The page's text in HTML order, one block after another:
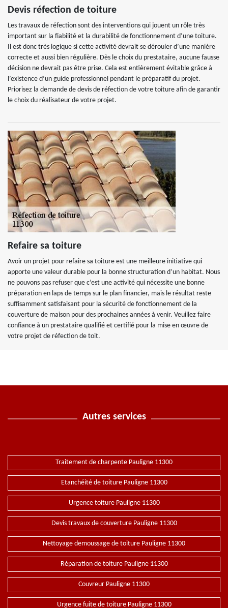
Devis réfection de toiture
Les travaux de réfection sont des interventions qui jouent un rôle très
important sur la fiabilité et la durabilité de fonctionnement d’une toiture.
Il est donc très logique si cette activité devrait se dérouler d’une manière
correcte et aussi bien régulière. Dès le choix du prestataire, aucune fausse
décision ne devrait pas être prise. Cela est entièrement évitable grâce à
l’existence d’un guide professionnel pendant le préparatif du projet.
Priorisez la demande de devis de réfection de votre toiture afin de garantir
le choix du réalisateur de votre projet.
Refaire sa toiture
Avoir un projet pour refaire sa toiture est une meilleure initiative qui
apporte une valeur durable pour la bonne structuration d’un habitat. Nous
ne pouvons pas refuser que c’est une activité qui nécessite une bonne
préparation en laps de temps sur le plan financier, mais le résultat reste
suffisamment satisfaisant pour la sécurité de fonctionnement de la
couverture de maison pour des prochaines années à venir. Veuillez faire
confiance à un prestataire qualifié et certifié pour la mise en œuvre de
votre projet de réfection de toit.
Autres services
Traitement de charpente Pauligne 11300
Etanchéité de toiture Pauligne 11300
Urgence toiture Pauligne 11300
Devis travaux de couverture Pauligne 11300
Nettoyage demoussage de toiture Pauligne 11300
Réparation de toiture Pauligne 11300
Couvreur Pauligne 11300
Urgence fuite de toiture Pauligne 11300